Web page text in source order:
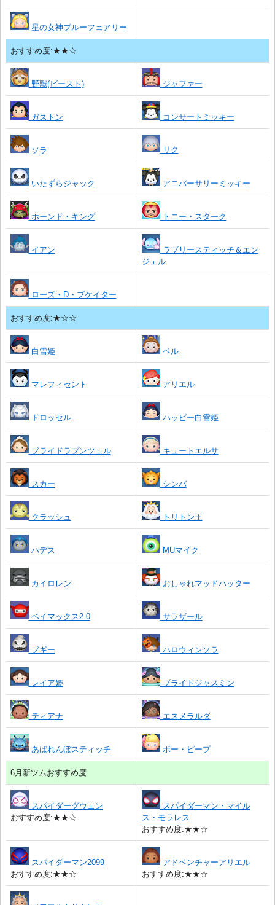
星の女神ブルーフェアリー
おすすめ度:★★☆
野獣(ビースト) ジャファー
ガストン コンサートミッキー
ソラ リク
いたずらジャック アニバーサリーミッキー
ホーンド・キング トニー・スターク
イアン
ラブリースティッチ＆エン
ジェル
ローズ・D・ブケイター
おすすめ度:★☆☆
白雪姫 ベル
マレフィセント アリエル
ドロッセル ハッピー白雪姫
ブライドラプンツェル キュートエルサ
スカー シンバ
クラッシュ トリトン王
ハデス MUマイク
カイロレン おしゃれマッドハッター
ベイマックス2.0 サラザール
ブギー ハロウィンソラ
レイア姫 ブライドジャスミン
ティアナ エスメラルダ
あばれんぼスティッチ ボー・ピープ
6月新ツムおすすめ度
スパイダーグウェン
おすすめ度:★★☆
スパイダーマン・マイル
ス・モラレス
おすすめ度:★★☆
スパイダーマン2099
おすすめ度:★★☆
アドベンチャーアリエル
おすすめ度:★★☆